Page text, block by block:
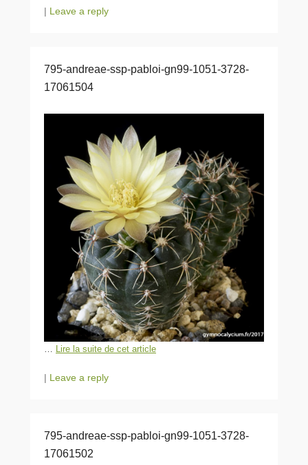
| Leave a reply
795-andreae-ssp-pabloi-gn99-1051-3728-
17061504
… Lire la suite de cet article
| Leave a reply
795-andreae-ssp-pabloi-gn99-1051-3728-
17061502